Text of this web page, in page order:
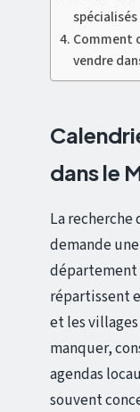
Comment
vendre
dans le
La recherche
demande
département
répartissent
et les
manquer,
agendas
souvent